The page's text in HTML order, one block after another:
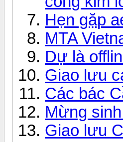
Hẹn gặp
MTA
Dự là
Giao lưu
Các bác
Mừng
Giao lưu